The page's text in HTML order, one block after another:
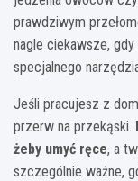
prawdziwym
nagle ciekawsze,
specjalnego
Jeśli pracujesz z
przerw na przekąski.
żeby umyć ręce, a
szczególnie ważne,